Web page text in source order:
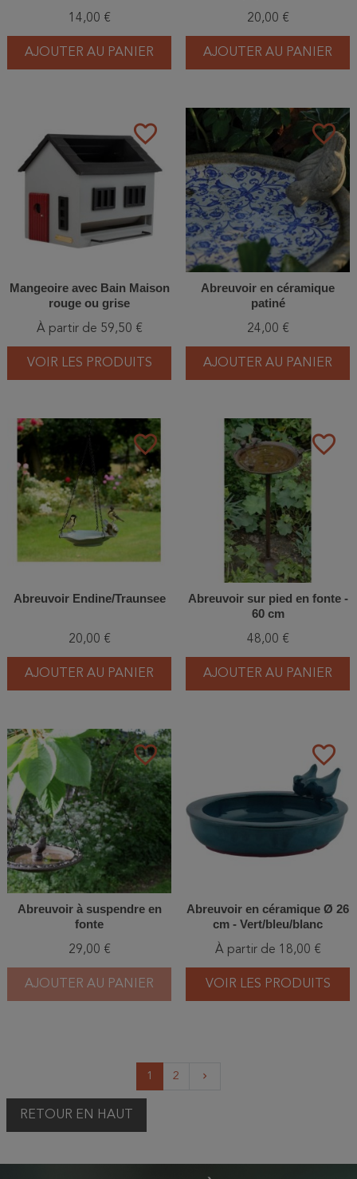
14,00 €
AJOUTER AU PANIER
20,00 €
AJOUTER AU PANIER
favorite_border
Mangeoire avec Bain Maison
rouge ou grise
À partir de 59,50 €
VOIR LES PRODUITS
favorite_border
Abreuvoir en céramique
patiné
24,00 €
AJOUTER AU PANIER
favorite_border
Abreuvoir Endine/Traunsee
20,00 €
AJOUTER AU PANIER
favorite_border
Abreuvoir sur pied en fonte -
60 cm
48,00 €
AJOUTER AU PANIER
favorite_border
Abreuvoir à suspendre en
fonte
29,00 €
AJOUTER AU PANIER
favorite_border
Abreuvoir en céramique Ø 26
cm - Vert/bleu/blanc
À partir de 18,00 €
VOIR LES PRODUITS
1 2 keyboard_arrow_right
RETOUR EN HAUT